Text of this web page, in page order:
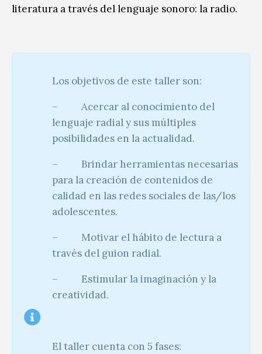
literatura a través del lenguaje sonoro: la radio.
Los objetivos de este taller son:
– Acercar al conocimiento del
lenguaje radial y sus múltiples
posibilidades en la actualidad.
– Brindar herramientas necesarias
para la creación de contenidos de
calidad en las redes sociales de las/los
adolescentes.
– Motivar el hábito de lectura a
través del guion radial.
– Estimular la imaginación y la
creatividad.
El taller cuenta con 5 fases: